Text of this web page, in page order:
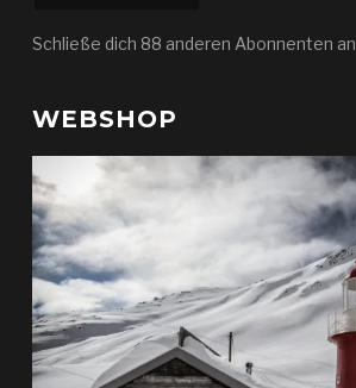
Schließe dich 88 anderen Abonnenten an
WEBSHOP